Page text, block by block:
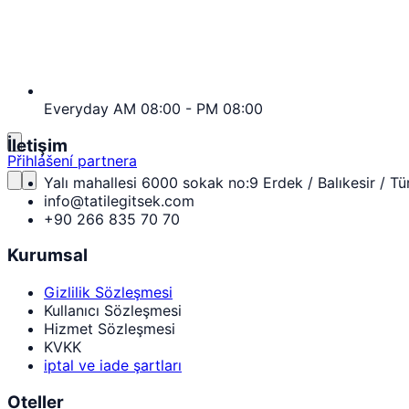
Přihlášení partnera
Everyday AM 08:00 - PM 08:00
İletişim
Yalı mahallesi 6000 sokak no:9 Erdek / Balıkesir /
info@tatilegitsek.com
+90 266 835 70 70
Kurumsal
Gizlilik Sözleşmesi
Kullanıcı Sözleşmesi
Hizmet Sözleşmesi
KVKK
iptal ve iade şartları
Oteller